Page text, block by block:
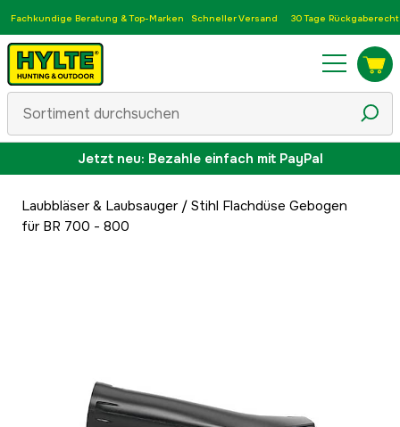
Fachkundige Beratung & Top-Marken Schneller Versand 30 Tage Rückgaberecht
Jetzt neu: Bezahle einfach mit PayPal
Laubbläser & Laubsauger/ Stihl Flachdüse Gebogen
für BR 700 - 800